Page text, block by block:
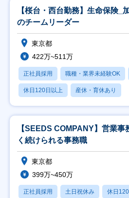
【桜台・西台勤務】生命保険_
のチームリーダー
東京都
422万~511万
正社員採用 職種・業界未経験OK
休日120日以上 産休・育休あり
【SEEDS COMPANY】営業
く続けられる事務職
東京都
399万~450万
正社員採用 土日祝休み 休日